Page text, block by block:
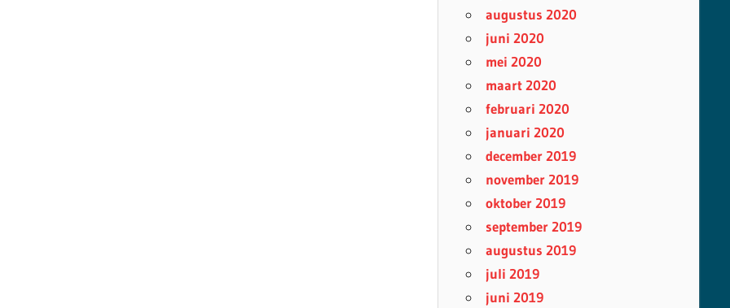
augustus 2020
juni 2020
mei 2020
maart 2020
februari 2020
januari 2020
december 2019
november 2019
oktober 2019
september 2019
augustus 2019
juli 2019
juni 2019